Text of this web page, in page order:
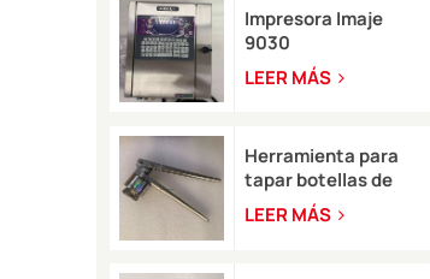
Impresora Imaje
9030
reacondicionada y
usada
LEER MÁS
Herramienta para
tapar botellas de
plástico vacías de
disolvente de tinta
LEER MÁS